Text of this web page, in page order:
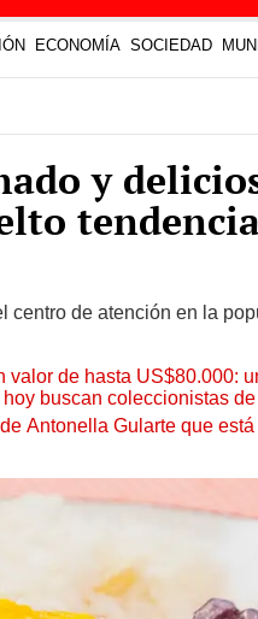
ECONOMÍA SOCIEDAD
y
centro de atención en la
valor de hasta US$80.000:
buscan coleccionistas
Antonella Gularte que